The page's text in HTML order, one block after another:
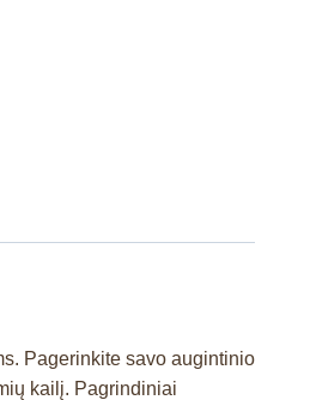
Pagerinkite savo augintinio
kailį. Pagrindiniai